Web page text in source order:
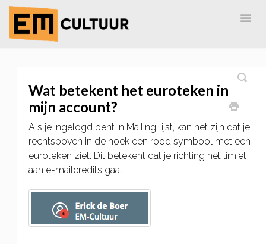
Wat betekent het euroteken in
mijn account?
Als je ingelogd bent in MailingLijst, kan het zijn dat je
rechtsboven in de hoek een rood symbool met een
euroteken ziet. Dit betekent dat je richting het limiet
aan e-mailcredits gaat.